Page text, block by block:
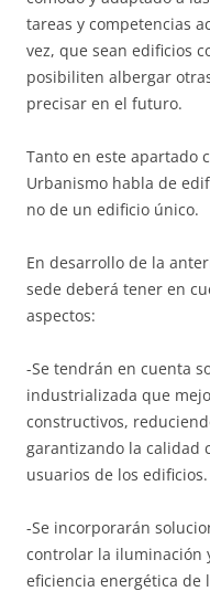
tareas y competencias
vez, que sean edificios
posibiliten albergar
precisar en el futuro.
Tanto en este apartado
Urbanismo habla de
no de un edificio único.
En desarrollo de la
sede deberá tener en
aspectos:
-Se tendrán en cuenta
industrializada que
constructivos,
garantizando la calidad
usuarios de los edificios.
-Se incorporarán
controlar la iluminación
eficiencia energética de